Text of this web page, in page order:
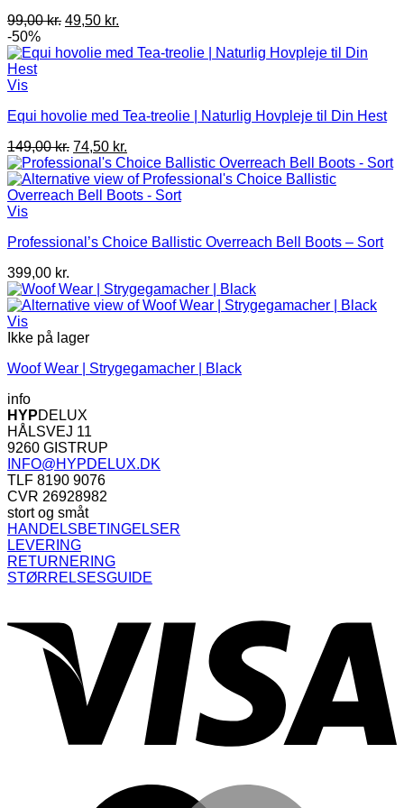
99,00kr. Den
pris
49,50 kr.
pris
-50%
Vis
Equi hovolie med Tea-treolie | Naturlig Hovpleje til Din Hest
149,00kr. Den
oprindelige
pris
var:
74,50 kr.
aktuelle
pris
er:
Vis
Professional’s Choice Ballistic Overreach Bell Boots – Sort
399,00 kr.
Vis
Ikke på lager
Woof Wear | Strygegamacher | Black
info
HYPDELUX
HÅLSVEJ 11
9260 GISTRUP
INFO@HYPDELUX.DK
TLF 8190 9076
CVR 26928982
stort og småt
HANDELSBETINGELSER
LEVERING
RETURNERING
STØRRELSESGUIDE